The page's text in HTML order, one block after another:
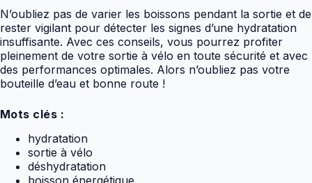
N’oubliez pas de varier les boissons pendant la sortie et de
rester vigilant pour détecter les signes d’une hydratation
insuffisante. Avec ces conseils, vous pourrez profiter
pleinement de votre sortie à vélo en toute sécurité et avec
des performances optimales. Alors n’oubliez pas votre
bouteille d’eau et bonne route !
Mots clés :
hydratation
sortie à vélo
déshydratation
boisson énergétique